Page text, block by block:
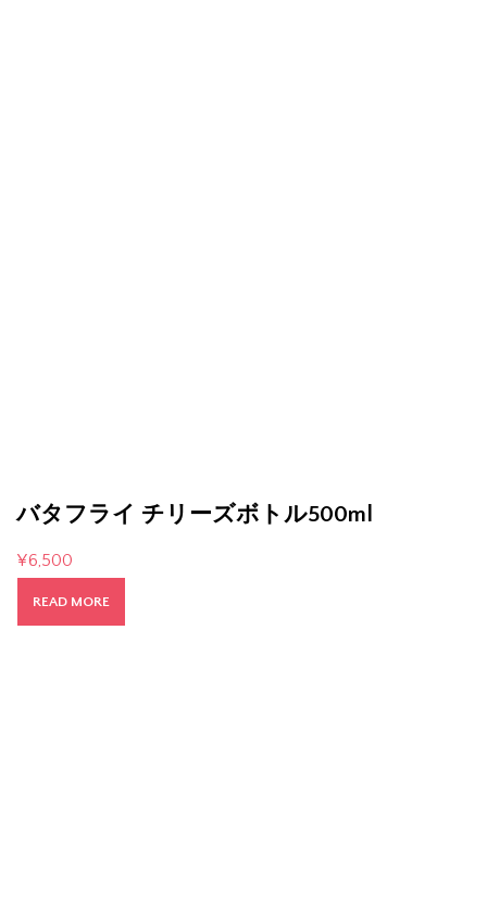
バタフライ チリーズボトル500ml
¥6,500
READ MORE